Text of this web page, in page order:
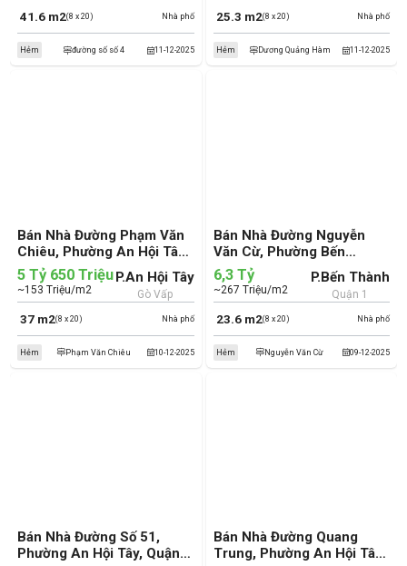
Nhà phố
41.6 m2(8 x 20)
11-12-2025
Hẻm đường số số 4
Nhà phố
25.3 m2(8 x 20)
11-12-2025
Hẻm Dương Quảng Hàm
Bán Nhà Đường Phạm Văn
Chiêu, Phường An Hội Tây,
Quận Gò Vấp (cũ)
Nhà phố
37 m2(8 x 20)
5 Tỷ 650 Triệu
~153 Triệu/m2
P.An Hội Tây
Gò Vấp
10-12-2025
Hẻm Phạm Văn Chiêu
Bán Nhà Đường Nguyễn
Văn Cừ, Phường Bến
Thành, Quận 1 (cũ)
Nhà phố
23.6 m2(8 x 20)
6,3 Tỷ
~267 Triệu/m2
P.Bến Thành
Quận 1
09-12-2025
Hẻm Nguyễn Văn Cừ
Bán Nhà Đường Số 51,
Phường An Hội Tây, Quận
Bán Nhà Đường Quang
Trung, Phường An Hội Tây,